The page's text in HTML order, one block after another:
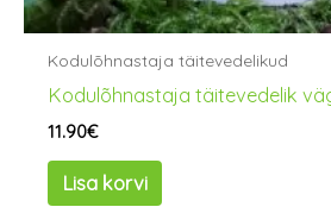
Kodulõhnastaja täitevedelikud
Kodulõhnastaja täitevedelik
11.90€
Lisa korvi